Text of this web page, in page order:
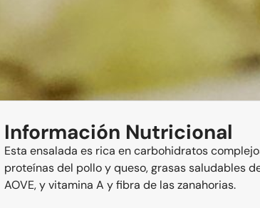
Información Nutricional
Esta ensalada es rica en carbohidratos
proteínas del pollo y queso, grasas saludables
AOVE, y vitamina A y fibra de las zanahorias.